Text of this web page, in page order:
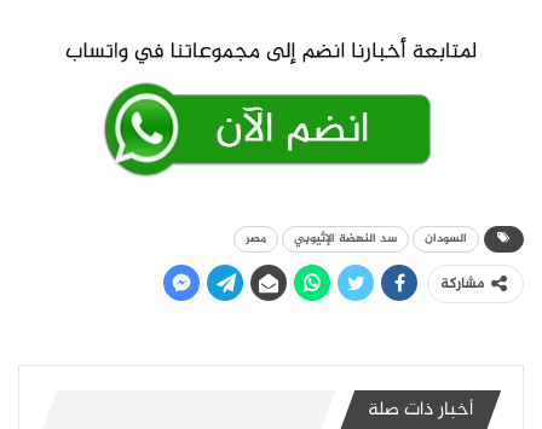
السودان سد النهضة الإثيوبي مصر
مشاركة
أخبار ذات صلة